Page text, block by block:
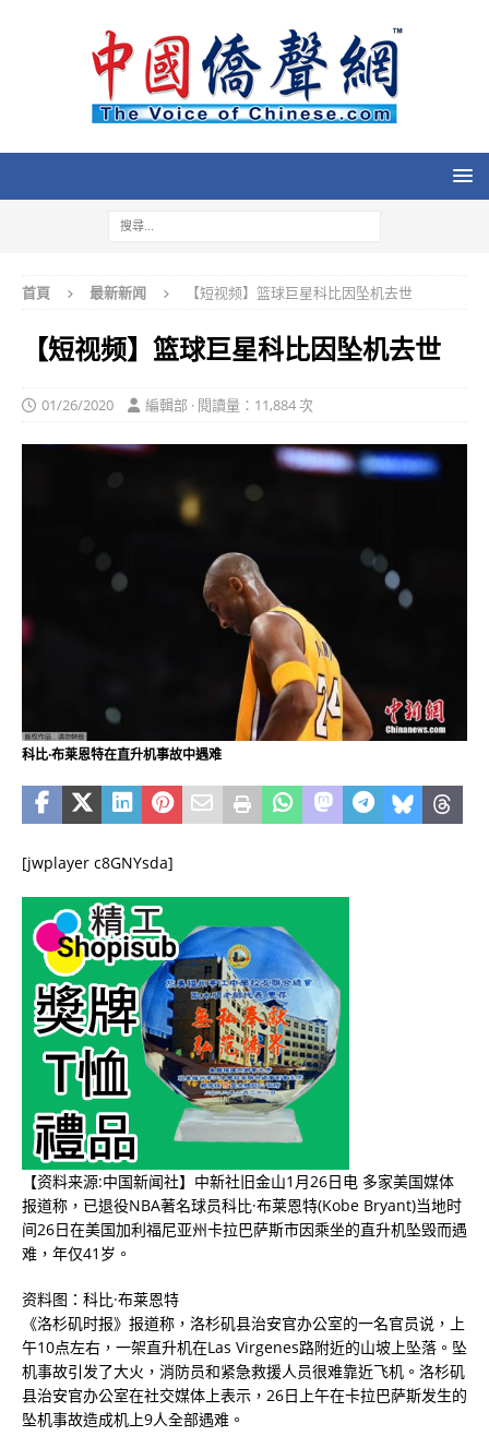
首頁 最新新闻 【短视频】篮球巨星科比因坠机去世
【短视频】篮球巨星科比因坠机去世
01/26/2020 編輯部 · 閱讀量：11,884 次
科比·布莱恩特在直升机事故中遇难
[jwplayer c8GNYsda]
【资料来源:中国新闻社】中新社旧金山1月26日电 多家美国媒体
报道称，已退役NBA著名球员科比·布莱恩特(Kobe Bryant)当地时
间26日在美国加利福尼亚州卡拉巴萨斯市因乘坐的直升机坠毁而遇
难，年仅41岁。
资料图：科比·布莱恩特
《洛杉矶时报》报道称，洛杉矶县治安官办公室的一名官员说，上
午10点左右，一架直升机在Las Virgenes路附近的山坡上坠落。坠
机事故引发了大火，消防员和紧急救援人员很难靠近飞机。洛杉矶
县治安官办公室在社交媒体上表示，26日上午在卡拉巴萨斯发生的
坠机事故造成机上9人全部遇难。